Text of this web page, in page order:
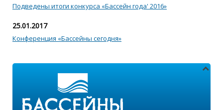
Подведены итоги конкурса «Бассейн года' 2016»
25.01.2017
Конференция «Бассейны сегодня»